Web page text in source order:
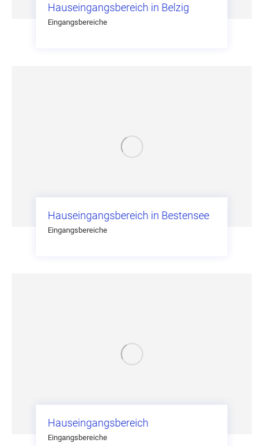
Hauseingangsbereich in Belzig
Eingangsbereiche
Hauseingangsbereich in Bestensee
Eingangsbereiche
Hauseingangsbereich
Eingangsbereiche